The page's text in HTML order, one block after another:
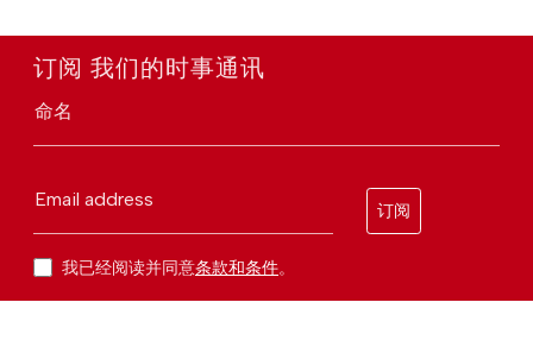
订阅 我们的时事通讯
命名
Email address
订阅
我已经阅读并同意条款和条件。